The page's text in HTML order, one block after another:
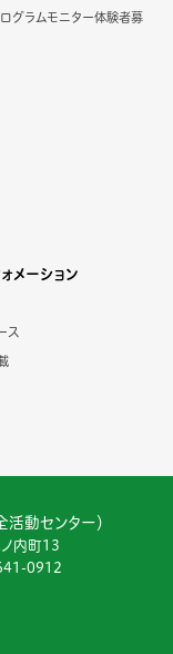
グラムモニター体験者募
メーション
ス
動センター）
内町13
0912